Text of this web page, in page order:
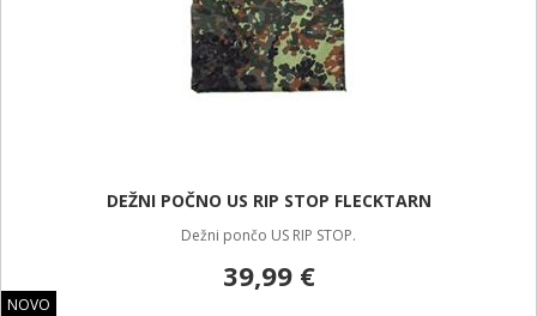
NOVO
DEŽNI POČNO US RIP STOP FLECKTARN
Dežni pončo US RIP STOP.
39,99 €